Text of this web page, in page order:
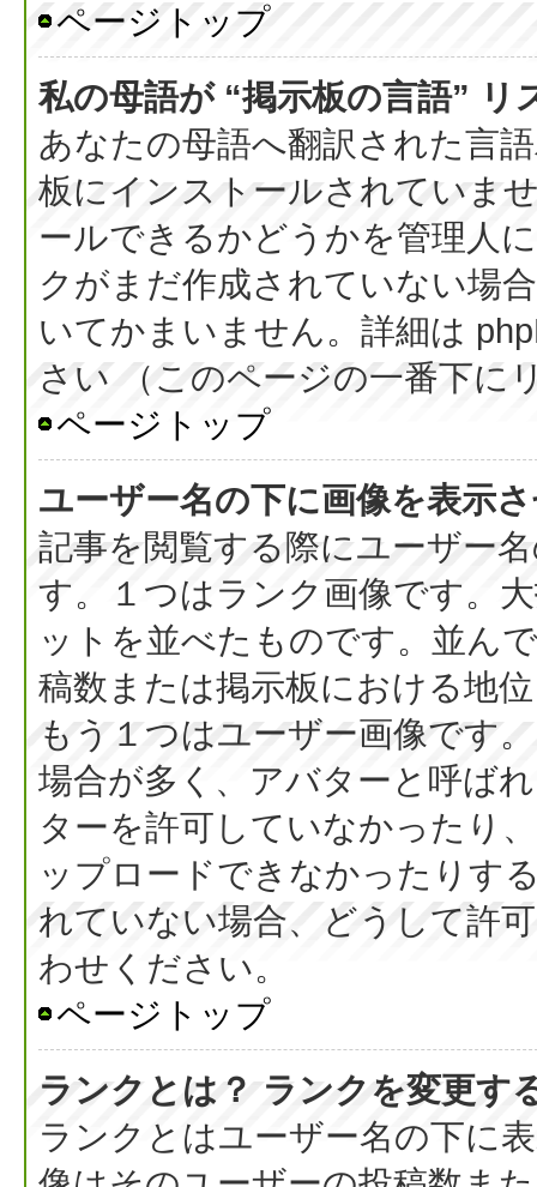
ページトップ
私の母語が “掲示板の言語” リ
あなたの母語へ翻訳された言
板にインストールされていま
ールできるかどうかを管理人
クがまだ作成されていない場
いてかまいません。詳細は
さい （このページの一番下に
ページトップ
ユーザー名の下に画像を表示
記事を閲覧する際にユーザー
す。１つはランク画像です。
ットを並べたものです。並ん
稿数または掲示板における地
もう１つはユーザー画像です
場合が多く、アバターと呼ば
ターを許可していなかったり
ップロードできなかったりす
れていない場合、どうして許
わせください。
ページトップ
ランクとは？ ランクを変更す
ランクとはユーザー名の下に